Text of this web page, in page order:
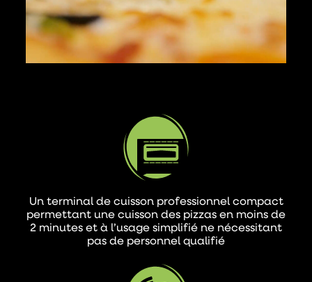
Un terminal de cuisson professionnel compact
permettant une cuisson des pizzas en moins de
2 minutes et à l’usage simplifié ne nécessitant
pas de personnel qualifié